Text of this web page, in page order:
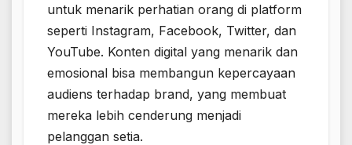
untuk menarik perhatian orang di platform
seperti Instagram, Facebook, Twitter, dan
YouTube. Konten digital yang menarik dan
emosional bisa membangun kepercayaan
audiens terhadap brand, yang membuat
mereka lebih cenderung menjadi
pelanggan setia.